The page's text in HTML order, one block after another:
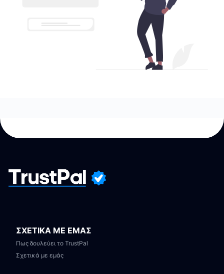
ΣΧΕΤΙΚΑ ΜΕ ΕΜΑΣ
Πως δουλεύει το TrustPal
Σχετικά με εμάς